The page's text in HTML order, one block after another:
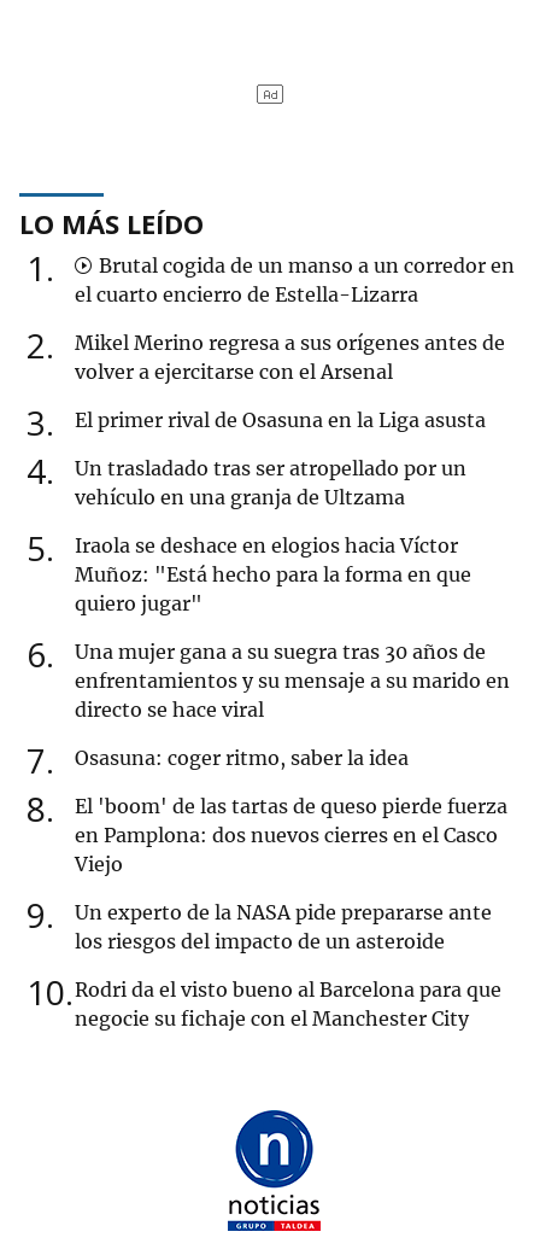
LO MÁS LEÍDO
1
Brutal cogida de un manso a un corredor en
el cuarto encierro de Estella-Lizarra
2
Mikel Merino regresa a sus orígenes antes de
volver a ejercitarse con el Arsenal
3 El primer rival de Osasuna en la Liga asusta
4
Un trasladado tras ser atropellado por un
vehículo en una granja de Ultzama
5
Iraola se deshace en elogios hacia Víctor
Muñoz: "Está hecho para la forma en que
quiero jugar"
6
Una mujer gana a su suegra tras 30 años de
enfrentamientos y su mensaje a su marido en
directo se hace viral
7 Osasuna: coger ritmo, saber la idea
8
El 'boom' de las tartas de queso pierde fuerza
en Pamplona: dos nuevos cierres en el Casco
Viejo
9
Un experto de la NASA pide prepararse ante
los riesgos del impacto de un asteroide
10 Rodri da el visto bueno al Barcelona para que
negocie su fichaje con el Manchester City